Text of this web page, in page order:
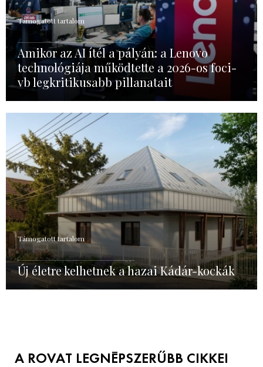
Támogatott tartalom
Amikor az AI ítél a pályán: a Lenovo
technológiája működtette a 2026-os foci-
vb legkritikusabb pillanatait
Támogatott tartalom
Új életre kelhetnek a hazai Kádár-kockák
A ROVAT LEGNÉPSZERŰBB CIKKEI